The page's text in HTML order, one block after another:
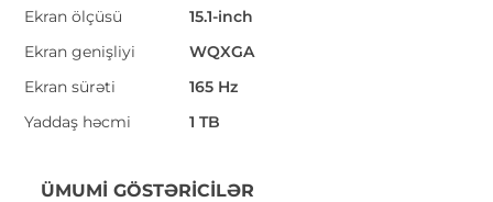
Ekran ölçüsü
15.1-inch
Ekran genişliyi
WQXGA
Ekran sürəti
165 Hz
Yaddaş həcmi
1 TB
ÜMUMI GÖSTƏRICILƏR